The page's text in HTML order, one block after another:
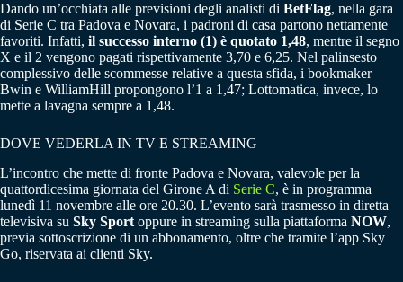
Dando un’occhiata alle previsioni degli analisti di BetFlag, nella gara
di Serie C tra Padova e Novara, i padroni di casa partono nettamente
favoriti. Infatti, il successo interno (1) è quotato 1,48, mentre il segno
X e il 2 vengono pagati rispettivamente 3,70 e 6,25. Nel palinsesto
complessivo delle scommesse relative a questa sfida, i bookmaker
Bwin e WilliamHill propongono l’1 a 1,47; Lottomatica, invece, lo
mette a lavagna sempre a 1,48.
DOVE VEDERLA IN TV E STREAMING
L’incontro che mette di fronte Padova e Novara, valevole per la
quattordicesima giornata del Girone A di Serie C, è in programma
lunedì 11 novembre alle ore 20.30. L’evento sarà trasmesso in diretta
televisiva su Sky Sport oppure in streaming sulla piattaforma NOW,
previa sottoscrizione di un abbonamento, oltre che tramite l’app Sky
Go, riservata ai clienti Sky.